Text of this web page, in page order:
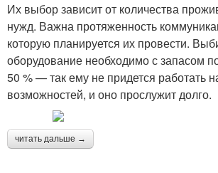
Их выбор зависит от количества
нужд. Важна протяженность
которую планируется их провести.
оборудование необходимо с запасом
50 % — так ему не придется работать
возможностей, и оно прослужит долго.
читать дальше →